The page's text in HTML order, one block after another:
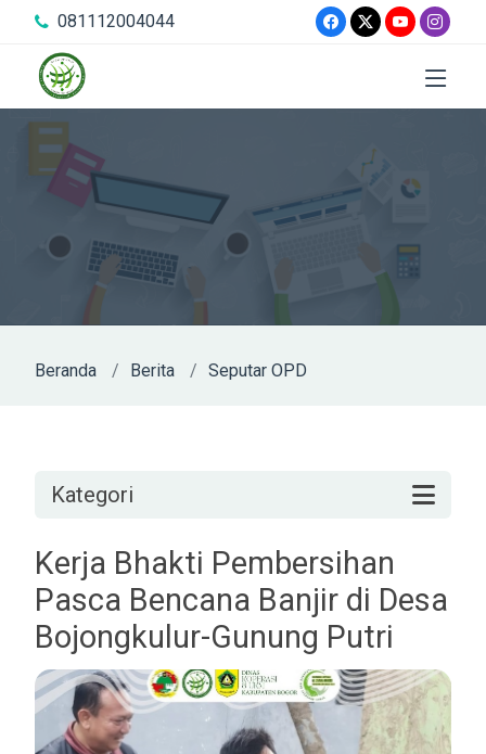
081112004044
Beranda Berita Seputar OPD
Kategori
Kerja Bhakti Pembersihan
Pasca Bencana Banjir di Desa
Bojongkulur-Gunung Putri